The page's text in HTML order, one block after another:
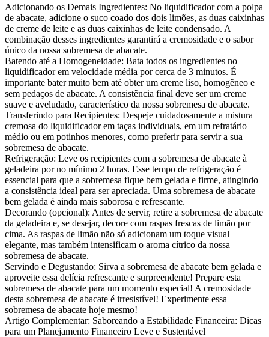
Adicionando os Demais Ingredientes: No liquidificador com a polpa
de abacate, adicione o suco coado dos dois limões, as duas caixinhas
de creme de leite e as duas caixinhas de leite condensado. A
combinação desses ingredientes garantirá a cremosidade e o sabor
único da nossa sobremesa de abacate.
Batendo até a Homogeneidade: Bata todos os ingredientes no
liquidificador em velocidade média por cerca de 3 minutos. É
importante bater muito bem até obter um creme liso, homogêneo e
sem pedaços de abacate. A consistência final deve ser um creme
suave e aveludado, característico da nossa sobremesa de abacate.
Transferindo para Recipientes: Despeje cuidadosamente a mistura
cremosa do liquidificador em taças individuais, em um refratário
médio ou em potinhos menores, como preferir para servir a sua
sobremesa de abacate.
Refrigeração: Leve os recipientes com a sobremesa de abacate à
geladeira por no mínimo 2 horas. Esse tempo de refrigeração é
essencial para que a sobremesa fique bem gelada e firme, atingindo
a consistência ideal para ser apreciada. Uma sobremesa de abacate
bem gelada é ainda mais saborosa e refrescante.
Decorando (opcional): Antes de servir, retire a sobremesa de abacate
da geladeira e, se desejar, decore com raspas frescas de limão por
cima. As raspas de limão não só adicionam um toque visual
elegante, mas também intensificam o aroma cítrico da nossa
sobremesa de abacate.
Servindo e Degustando: Sirva a sobremesa de abacate bem gelada e
aproveite essa delícia refrescante e surpreendente! Prepare esta
sobremesa de abacate para um momento especial! A cremosidade
desta sobremesa de abacate é irresistível! Experimente essa
sobremesa de abacate hoje mesmo!
Artigo Complementar: Saboreando a Estabilidade Financeira: Dicas
para um Planejamento Financeiro Leve e Sustentável